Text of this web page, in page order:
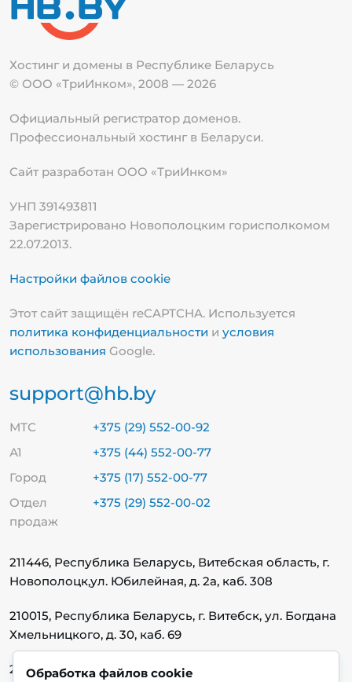
Хостинг и домены в Республике Беларусь
© ООО «ТриИнком», 2008 — 2026
Официальный регистратор доменов.
Профессиональный хостинг в Беларуси.
Сайт разработан ООО «ТриИнком»
УНП 391493811
Зарегистрировано Новополоцким горисполкомом
22.07.2013.
Настройки файлов cookie
Этот сайт защищён reCAPTCHA. Используется
политика конфиденциальности и условия
использования Google.
support@hb.by
МТС
+375 (29) 552-00-92
А1
+375 (44) 552-00-77
Город
+375 (17) 552-00-77
Отдел
продаж
+375 (29) 552-00-02
211446, Республика Беларусь, Витебская область, г.
Новополоцк,ул. Юбилейная, д. 2а, каб. 308
210015, Республика Беларусь, г. Витебск, ул. Богдана
Хмельницкого, д. 30, каб. 69
220140, Республика Беларусь, г. Минск, ул.
Обработка файлов cookie